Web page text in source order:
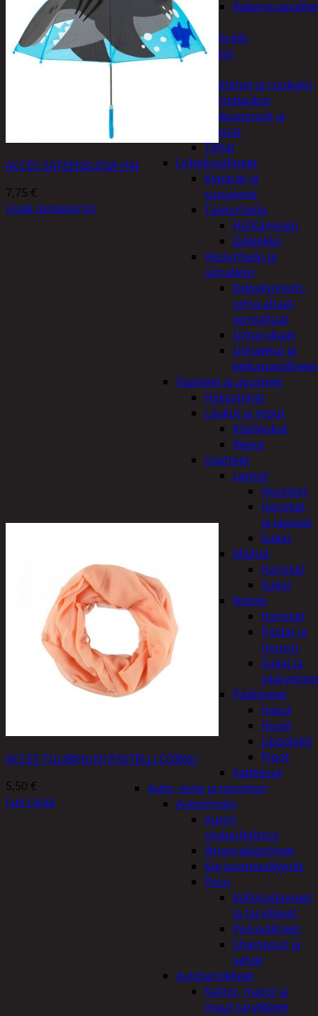
Pelit
Polkupyöräily
Lukot
Retkeily
Keittimet ja ruokailu
Kylmälaukut
Makuupussit ja
alustat
Teltat
Urheiluvälineet
Kypärät ja
suojaimet
Talviurheilu
Hiihtäminen
Jääkiekko
Vesiurheilu ja
uimalelut
Kylpytynnyrit,
uima-altaat,
porealtaat
Uima-altaat
Uimalelut ja
kelluntavälineet
Vaatteet ja asusteet
Heijastimet
Laukut ja reput
Käsilaukut
Reput
Vaatteet
Lapset
Asusteet
Hanskat
ja lapaset
Sukat
Miehet
Hanskat
Sukat
Naiset
Hanskat
Paidat ja
housut
Sukat ja
Päähineet
Hatut
Huivit
Lippalakit
Pipot
Sadeasut
Auto, vene ja moottori
Autonhoito
Auton
sisäpuhdistus
Ilmanraikastimet
Korjausmaalikynät
Pesu
Kiillotuskoneet
ja tarvikkeet
Pesuvälineet
Shampoot ja
vahat
Autotarvikkeet
Kalvot, matot ja
muut tarvikkeet
ACCES SATEENSUOJA HAI
7,75 €
Lisää ostoskoriin
ACCES TUUBIHUIVI PASTELLI CORALI
5,50 €
Lue Lisää